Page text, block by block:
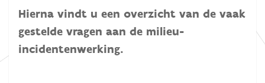
Hierna vindt u een overzicht van de vaak
gestelde vragen aan de milieu-
incidentenwerking.